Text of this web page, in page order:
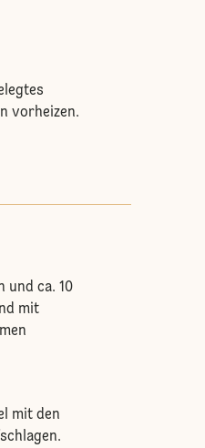
vorheizen.
und ca. 10
mit
mit den